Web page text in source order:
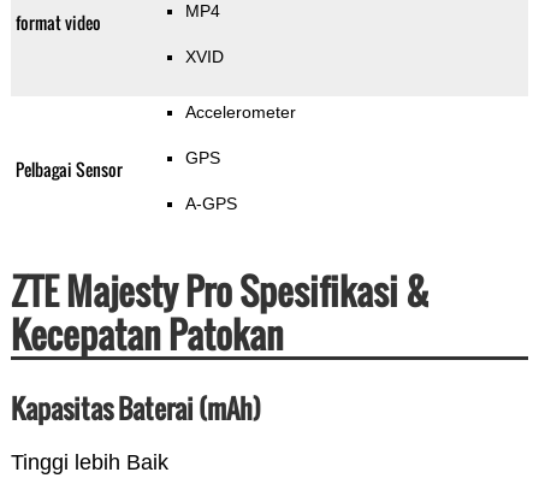
format video MP4
XVID
Pelbagai Sensor
Accelerometer
GPS
A-GPS
ZTE Majesty Pro Spesifikasi &
Kecepatan Patokan
Kapasitas Baterai (mAh)
Tinggi lebih Baik